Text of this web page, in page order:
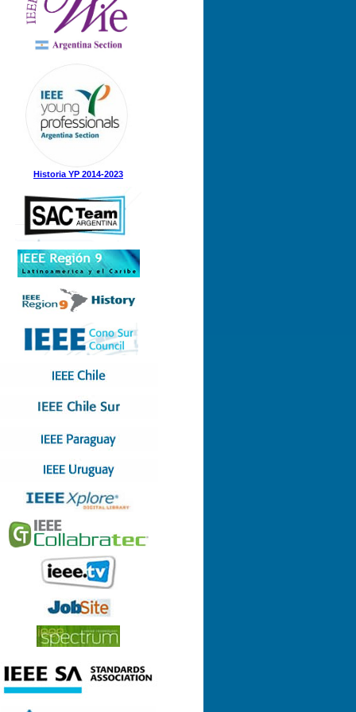
3 (21-08-2024)
2 (12-08-2024)
1 (31-05-2024)
2 (28-09-2023)
1 (07-09-2023)
7 (21-11-2022)
5 (31-08-2022)
3 (13-05-2022)
8 (29-12-2021)
7 (23-12-2021)
5 (06-09-2021)
3 (23-06-2021)
1 (22-04-2021)
9 (21-12-2020)
8 (26-11-2020)
Historia YP 2014-2023